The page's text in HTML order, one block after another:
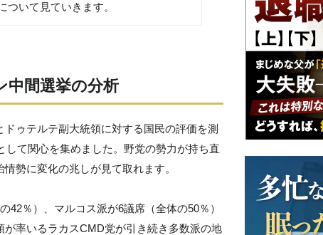
いて見ていきます。
間選挙の分析
ゥテルテ副大統領に対する国民の評価を測
して関心を集めました。野党の勢力が持ち直
勢に変化の兆しが見て取れます。
42％）、マルコス派が6議席（全体の50％）
率いるラカスCMD党が引き続き多数派の地